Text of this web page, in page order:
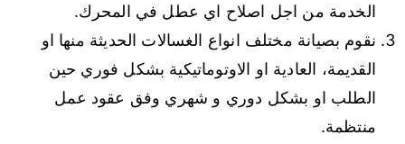
الخدمة من اجل اصلاح اي عطل في المحرك.
نقوم بصيانة مختلف انواع الغسالات الحديثة منها او
القديمة، العادية او الاوتوماتيكية بشكل فوري حين
الطلب او بشكل دوري و شهري وفق عقود عمل
منتظمة.